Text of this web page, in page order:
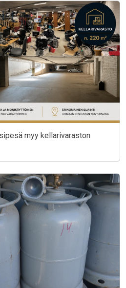
myy kellarivaraston